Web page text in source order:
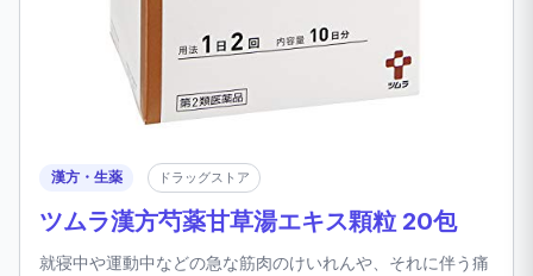
漢方・生薬 ドラッグストア
ツムラ漢方芍薬甘草湯エキス顆粒 20包
就寝中や運動中などの急な筋肉のけいれんや、それに伴う痛